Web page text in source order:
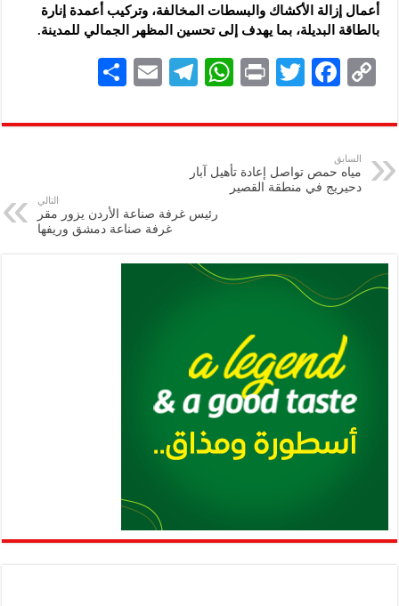
أعمال إزالة الأكشاك والبسطات المخالفة، وتركيب أعمدة إنارة
بالطاقة البديلة، بما يهدف إلى تحسين المظهر الجمالي للمدينة.
C
p
y
Li
F
eb
k
T
tt
P
nt
W
at
s
A
p
Te
gr
E
ai
ar
السابق
مياه حمص تواصل إعادة تأهيل آبار
دحيريج في منطقة القصير
التالي
رئيس غرفة صناعة الأردن يزور مقر
غرفة صناعة دمشق وريفها